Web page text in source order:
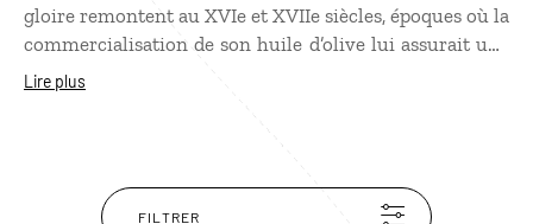
gloire remontent au XVIe et XVIIe siècles, époques où la
commercialisation de son huile d’olive lui assurait une
certaine opulence, Gallipoli allie le charme d’un village
transparente qui font le bonheur des touristes autant
que des autochtones, elle est scindée en deux parties
Lire plus
FILTRER